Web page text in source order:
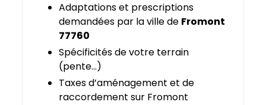
Adaptations et prescriptions
demandées par la ville de Fromont
77760
Spécificités de votre terrain
(pente…)
Taxes d’aménagement et de
raccordement sur Fromont